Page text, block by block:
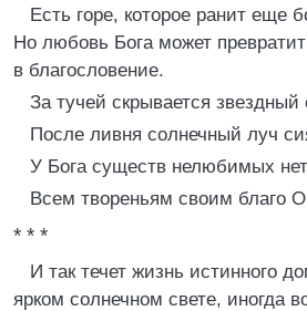
Есть горе, которое ранит еще
Но любовь Бога может
в благословение.
За тучей скрывается звездный
После ливня солнечный луч
У Бога существ нелюбимых
Всем твореньям своим благо
* * *
И так течет жизнь истинного
ярком солнечном свете, иногда